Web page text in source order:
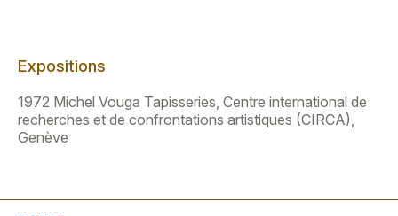
Expositions
1972 Michel Vouga Tapisseries, Centre international de
recherches et de confrontations artistiques (CIRCA),
Genève